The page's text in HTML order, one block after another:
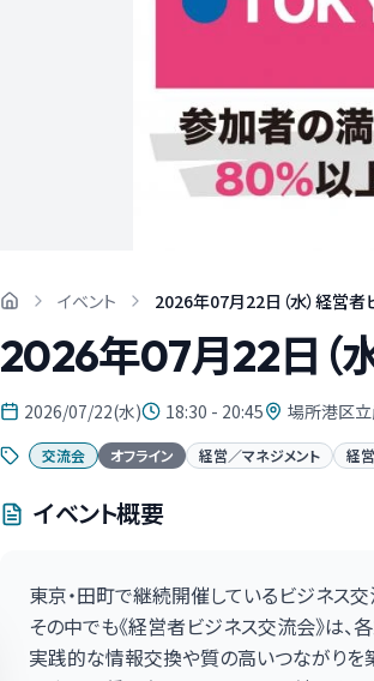
イベント 2026年07月22日（水）経営者
2026年07月22日（
2026/07/22(水) 18:30 - 20:45 場所港区立
交流会 オフライン 経営／マネジメント 経営
イベント概要
東京・田町で継続開催しているビジネス交
その中でも《経営者ビジネス交流会》は、
実践的な情報交換や質の高いつながりを